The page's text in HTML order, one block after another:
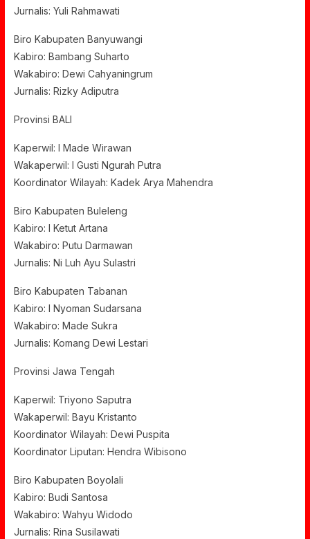
Jurnalis: Yuli Rahmawati
Biro Kabupaten Banyuwangi
Kabiro: Bambang Suharto
Wakabiro: Dewi Cahyaningrum
Jurnalis: Rizky Adiputra
Provinsi BALI
Kaperwil: I Made Wirawan
Wakaperwil: I Gusti Ngurah Putra
Koordinator Wilayah: Kadek Arya Mahendra
Biro Kabupaten Buleleng
Kabiro: I Ketut Artana
Wakabiro: Putu Darmawan
Jurnalis: Ni Luh Ayu Sulastri
Biro Kabupaten Tabanan
Kabiro: I Nyoman Sudarsana
Wakabiro: Made Sukra
Jurnalis: Komang Dewi Lestari
Provinsi Jawa Tengah
Kaperwil: Triyono Saputra
Wakaperwil: Bayu Kristanto
Koordinator Wilayah: Dewi Puspita
Koordinator Liputan: Hendra Wibisono
Biro Kabupaten Boyolali
Kabiro: Budi Santosa
Wakabiro: Wahyu Widodo
Jurnalis: Rina Susilawati